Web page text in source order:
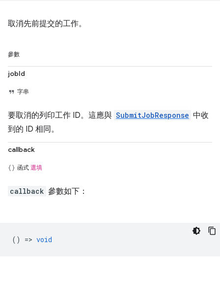
取消先前提交的工作。
參數
jobId
字串
要取消的列印工作 ID。這應與 SubmitJobResponse 中收
到的 ID 相同。
callback
函式 選填
callback 參數如下：
() => void